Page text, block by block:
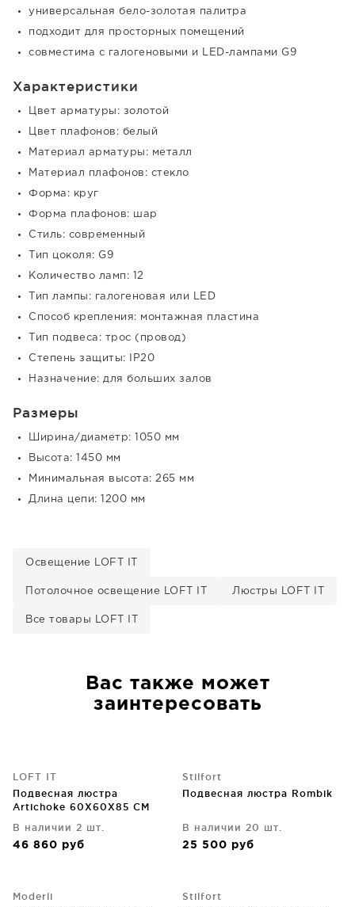
универсальная бело-золотая палитра
подходит для просторных помещений
совместима с галогеновыми и LED-лампами G9
Характеристики
Цвет арматуры: золотой
Цвет плафонов: белый
Материал арматуры: металл
Материал плафонов: стекло
Форма: круг
Форма плафонов: шар
Стиль: современный
Тип цоколя: G9
Количество ламп: 12
Тип лампы: галогеновая или LED
Способ крепления: монтажная пластина
Тип подвеса: трос (провод)
Степень защиты: IP20
Назначение: для больших залов
Размеры
Ширина/диаметр: 1050 мм
Высота: 1450 мм
Минимальная высота: 265 мм
Длина цепи: 1200 мм
Освещение LOFT IT
Потолочное освещение LOFT IT Люстры LOFT IT
Все товары LOFT IT
Вас также может
заинтересовать
LOFT IT
Подвесная люстра
Artichoke 60X60X85 CM
В наличии 2 шт.
46 860 руб
Stilfort
Подвесная люстра Rombik
В наличии 20 шт.
25 500 руб
Moderli
Stilfort